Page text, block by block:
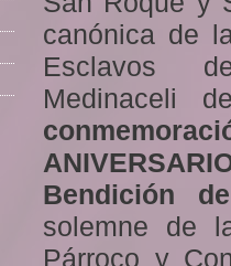
canónica de
Esclavos
Medinaceli
Bendición
solemne de
Párroco y